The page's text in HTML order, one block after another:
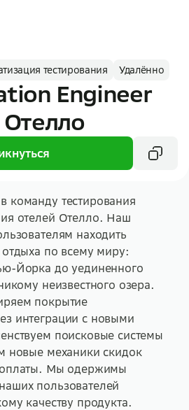
тестирования Удалённо
Engineer
тестирования
отелей Отелло. Наш
находить
по всему миру:
Йорка до уединенного
неизвестного озера.
покрытие
интеграции с новыми
поисковые системы
новые механики скидок
Мы одержимы
пользователей
качеству продукта.